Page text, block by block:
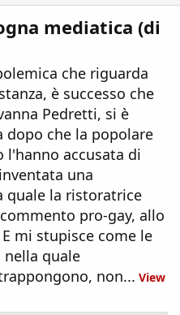
mediatica (di
che riguarda
è successo che
Pedretti, si è
dopo che la popolare
l'hanno accusata di
una
quale la ristoratrice
pro-gay, allo
mi stupisce come le
nella quale
non... View